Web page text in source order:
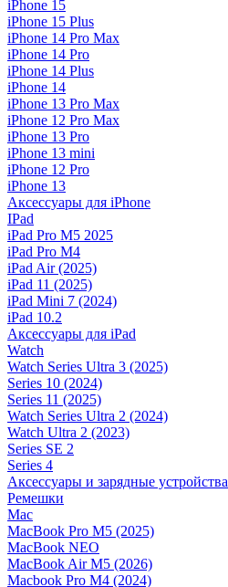
iPhone 15
iPhone 15 Plus
iPhone 14 Pro Max
iPhone 14 Pro
iPhone 14 Plus
iPhone 14
iPhone 13 Pro Max
iPhone 12 Pro Max
iPhone 13 Pro
iPhone 13 mini
iPhone 12 Pro
iPhone 13
Аксессуары для iPhone
IPad
iPad Pro M5 2025
iPad Pro M4
iPad Air (2025)
iPad 11 (2025)
iPad Mini 7 (2024)
iPad 10.2
Аксессуары для iPad
Watch
Watch Series Ultra 3 (2025)
Series 10 (2024)
Series 11 (2025)
Watch Series Ultra 2 (2024)
Watch Ultra 2 (2023)
Series SE 2
Series 4
Аксессуары и зарядные устройства
Ремешки
Mac
MacBook Pro M5 (2025)
MacBook NEO
MacBook Air M5 (2026)
Macbook Pro M4 (2024)